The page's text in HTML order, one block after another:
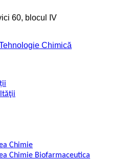
60, blocul IV
Chimie
Chimie Biofarmaceutica